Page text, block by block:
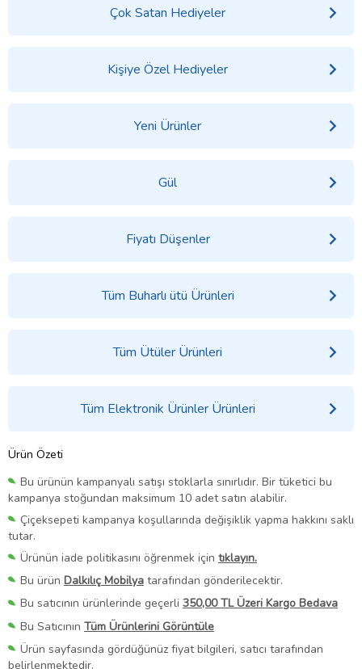
Çok Satan Hediyeler
Kişiye Özel Hediyeler
Yeni Ürünler
Gül
Fiyatı Düşenler
Tüm Buharlı ütü Ürünleri
Tüm Ütüler Ürünleri
Tüm Elektronik Ürünler Ürünleri
Ürün Özeti
Bu ürünün kampanyalı satışı stoklarla sınırlıdır. Bir tüketici bu
kampanya stoğundan maksimum 10 adet satın alabilir.
Çiçeksepeti kampanya koşullarında değişiklik yapma hakkını saklı
tutar.
Ürünün iade politikasını öğrenmek için tıklayın.
Bu ürün Dalkılıç Mobilya tarafından gönderilecektir.
Bu satıcının ürünlerinde geçerli 350,00 TL Üzeri Kargo Bedava
Bu Satıcının Tüm Ürünlerini Görüntüle
Ürün sayfasında gördüğünüz fiyat bilgileri, satıcı tarafından
belirlenmektedir.